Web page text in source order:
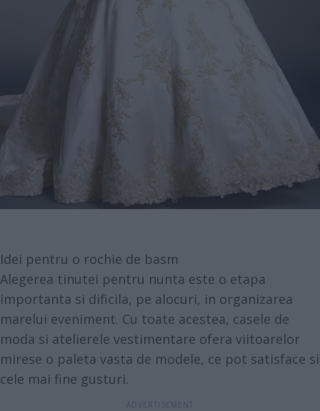
Idei pentru o rochie de basm
Alegerea tinutei pentru nunta este o etapa
importanta si dificila, pe alocuri, in organizarea
marelui eveniment. Cu toate acestea, casele de
moda si atelierele vestimentare ofera viitoarelor
mirese o paleta vasta de modele, ce pot satisface si
cele mai fine gusturi.